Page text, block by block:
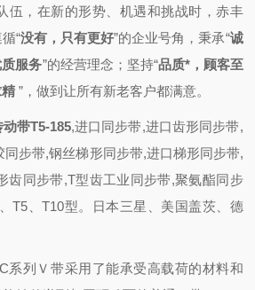
， 在新的形势、机遇和挑战时，赤丰
循“没有，只有更好”的企业号角，秉承“诚
服务”的经营理念； 坚持“品质*，顾客至
”，做到让所有新老客户都满意。
带T5-185,进口同步带,进口齿形同步带,
步带,钢丝梯形同步带,进口梯形同步带,
齿同步带,T型齿工业同步带,聚氨酯同步
T5、T10型。日本三星、美国盖茨、德
系列Ｖ带采用了能承受高载荷的材料和